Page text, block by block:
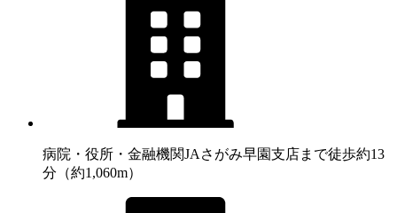
病院・役所・金融機関JAさがみ早園支店まで徒歩約13
分（約1,060m）